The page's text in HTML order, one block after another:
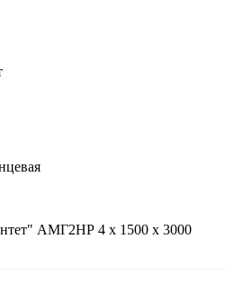
АМГ2НР 4 х 1500 х 3000